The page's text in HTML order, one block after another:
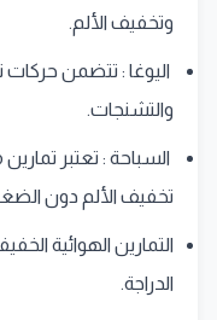
وتخفيف الألم.
اليوغا : تتضمن حركات
والتشنجات.
السباحة : تعتبر
تخفيف الألم دون
التمارين الهوائية
الدراجة.